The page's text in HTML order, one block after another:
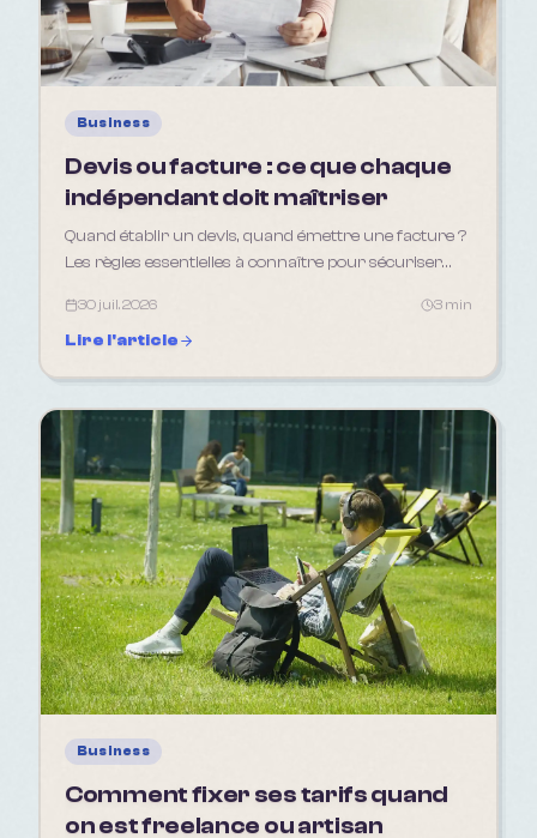
Business
Devis ou facture : ce que chaque
indépendant doit maîtriser
Quand établir un devis, quand émettre une facture ?
Les règles essentielles à connaître pour sécuriser
30 juil. 2026 3 min
Lire l'article
Business
Comment fixer ses tarifs quand
on est freelance ou artisan